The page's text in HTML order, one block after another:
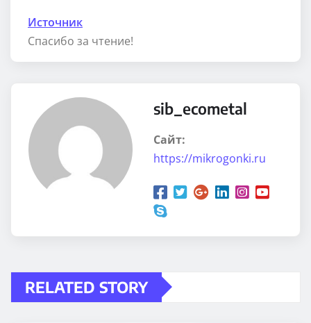
Источник
Спасибо за чтение!
sib_ecometal
Сайт:
https://mikrogonki.ru
RELATED STORY